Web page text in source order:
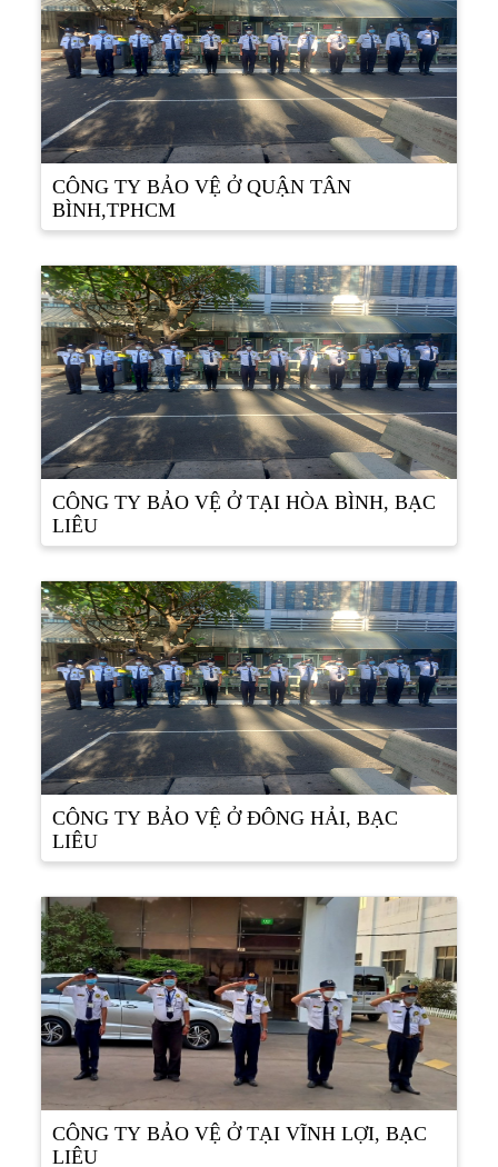
CÔNG TY BẢO VỆ Ở QUẬN TÂN
BÌNH,TPHCM
CÔNG TY BẢO VỆ Ở TẠI HÒA BÌNH, BẠC
LIÊU
CÔNG TY BẢO VỆ Ở ĐÔNG HẢI, BẠC
LIÊU
CÔNG TY BẢO VỆ Ở TẠI VĨNH LỢI, BẠC
LIÊU